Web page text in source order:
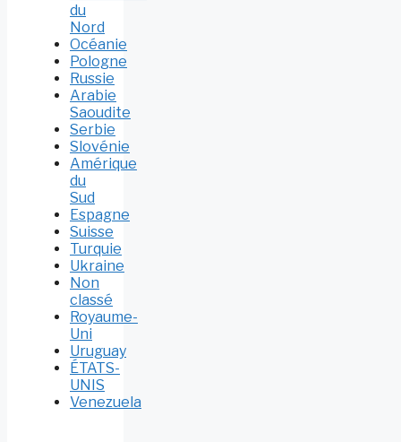
du
Nord
Océanie
Pologne
Russie
Arabie
Saoudite
Serbie
Slovénie
Amérique
du
Sud
Espagne
Suisse
Turquie
Ukraine
Non
classé
Royaume-
Uni
Uruguay
ÉTATS-
UNIS
Venezuela